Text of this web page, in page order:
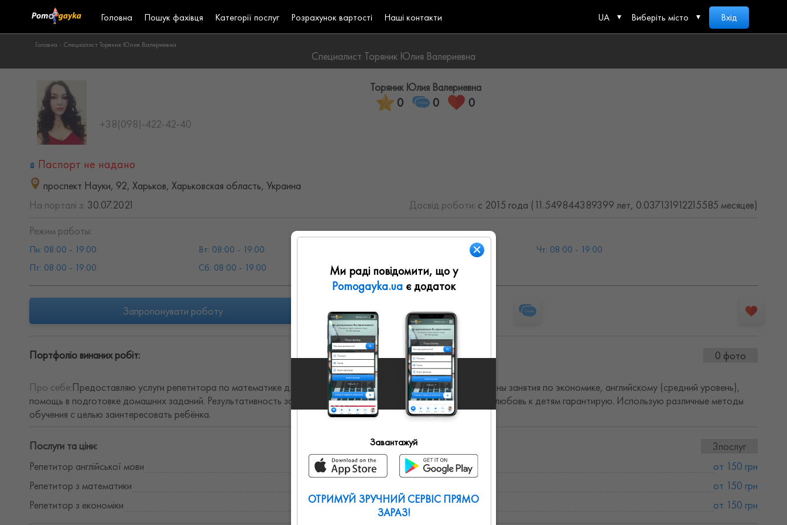
Головна Пошук фахівця Категорії послуг Розрахунок вартості Наші контакти UA Виберіть місто Вхід
Головна - Специалист Торяник Юлия Валериевна
Специалист Торяник Юлия Валериевна
Торяник Юлия Валериевна
0 0 0
+38(098)-422-42-40
Паспорт не надано
проспект Науки, 92, Харьков, Харьковская область, Украина
На порталі з: 30.07.2021 Досвід роботи: с 2015 года (11.549844389399 лет, 0.037131912215585 месяцев)
Режим работы:
Пн: 08:00 - 19:00 Вт: 08:00 - 19:00
Чт: 08:00 - 19:00
Пт: 08:00 - 19:00
Сб: 08:00 - 19:00 Вс: выходной
Запропонувати роботу
Портфоліо винаних робіт: 0 фото
Про себе:Предоставляю услуги репетитора по математике для учеников 1-9 классов, дополнительно возможны занятия по экономике, английскому (средний уровень),
помощь в подготовке домашних заданий. Результативность занятий, индивидуальный подход, порядочность, любовь к детям гарантирую. Использую различные методы
обучения с целью заинтересовать ребёнка.
Послуги та ціни:
3послуг
Репетитор англійської мови
от 150 грн
Репетитор з математики
от 150 грн
Репетитор з економіки
от 150 грн
Ми раді повідомити, що у
Pomogayka.ua є додаток
Завантажуй
ОТРИМУЙ ЗРУЧНИЙ СЕРВІС ПРЯМО
ЗАРАЗ!